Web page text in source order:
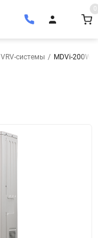
0
системы / MDVi-